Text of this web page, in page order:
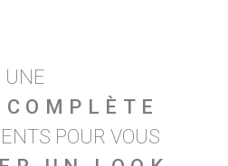
UNE
POUR VOUS